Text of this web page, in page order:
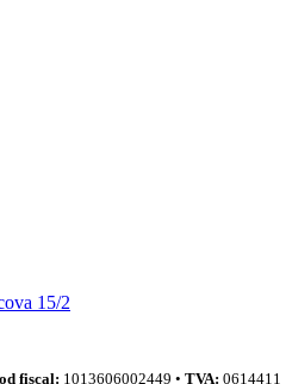
15/2
fiscal: 1013606002449 • TVA: 0614411